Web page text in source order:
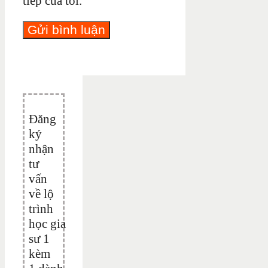
Đăng
ký
nhận
tư
vấn
về lộ
trình
học gia
sư 1
kèm